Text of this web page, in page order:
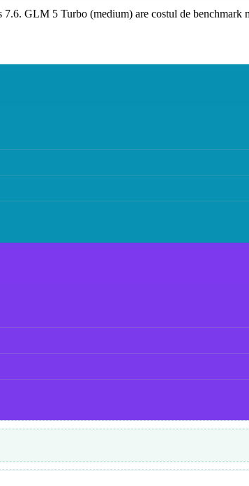
7.6. GLM 5 Turbo (medium) are costul de benchmark